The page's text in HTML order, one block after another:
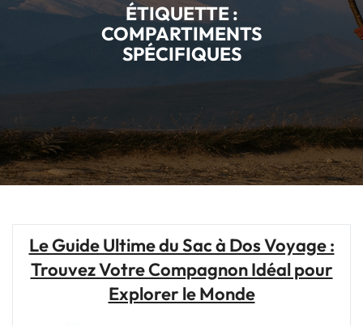
ÉTIQUETTE :
COMPARTIMENTS
SPÉCIFIQUES
Le Guide Ultime du Sac à Dos Voyage :
Trouvez Votre Compagnon Idéal pour
Explorer le Monde